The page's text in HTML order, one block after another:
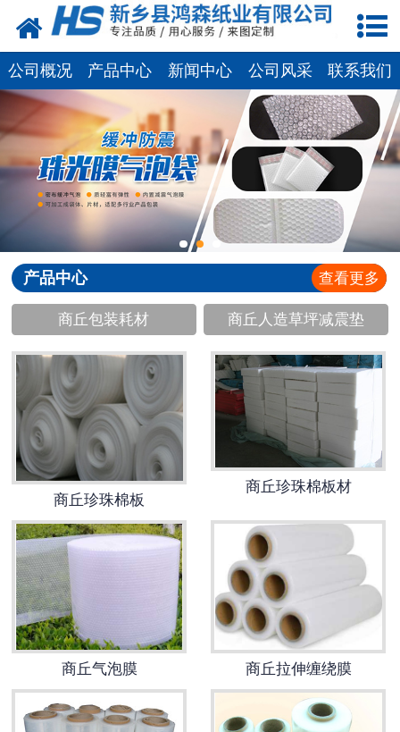
网站首页
关于我们
产品中心
珍珠棉
气泡膜
新闻动态
资质荣誉
公司风采
联系我们
公司概况 产品中心 新闻中心 公司风采 联系我们
产品中心 查看更多
商丘包装耗材 商丘人造草坪减震垫
商丘珍珠棉板
商丘珍珠棉板材
商丘气泡膜 商丘拉伸缠绕膜